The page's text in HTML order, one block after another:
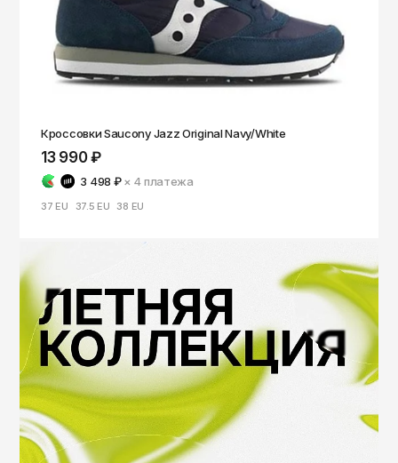
Кроссовки Saucony Jazz Original Navy/White
13 990 ₽
3 498 ₽ × 4платежа
37 EU 37.5 EU 38 EU